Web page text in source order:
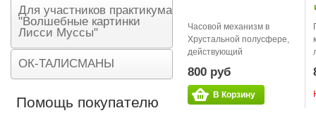
Часовой механизм в
Хрустальной полусфере,
действующий
800 руб
В Корзину
Для участников практикума
"Волшебные картинки
Лисси Муссы"
ОК-ТАЛИСМАНЫ
Помощь покупателю